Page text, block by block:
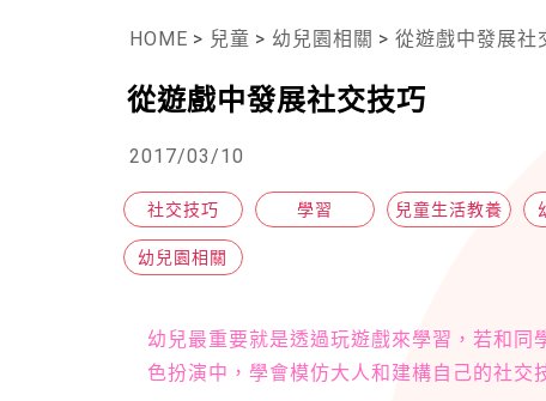
HOME > 兒童 > 幼兒園相關 > 從遊戲中發展社
從遊戲中發展社交技巧
2017/03/10
社交技巧 學習 兒童生活教養
幼兒園相關
幼兒最重要就是透過玩遊戲來學習，若和
色扮演中，學會模仿大人和建構自己的社交